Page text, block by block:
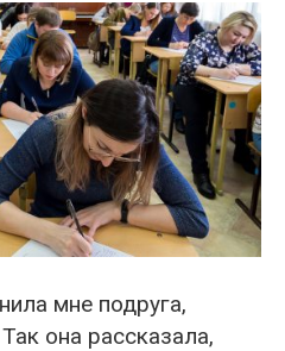
мне подруга,
она рассказала,